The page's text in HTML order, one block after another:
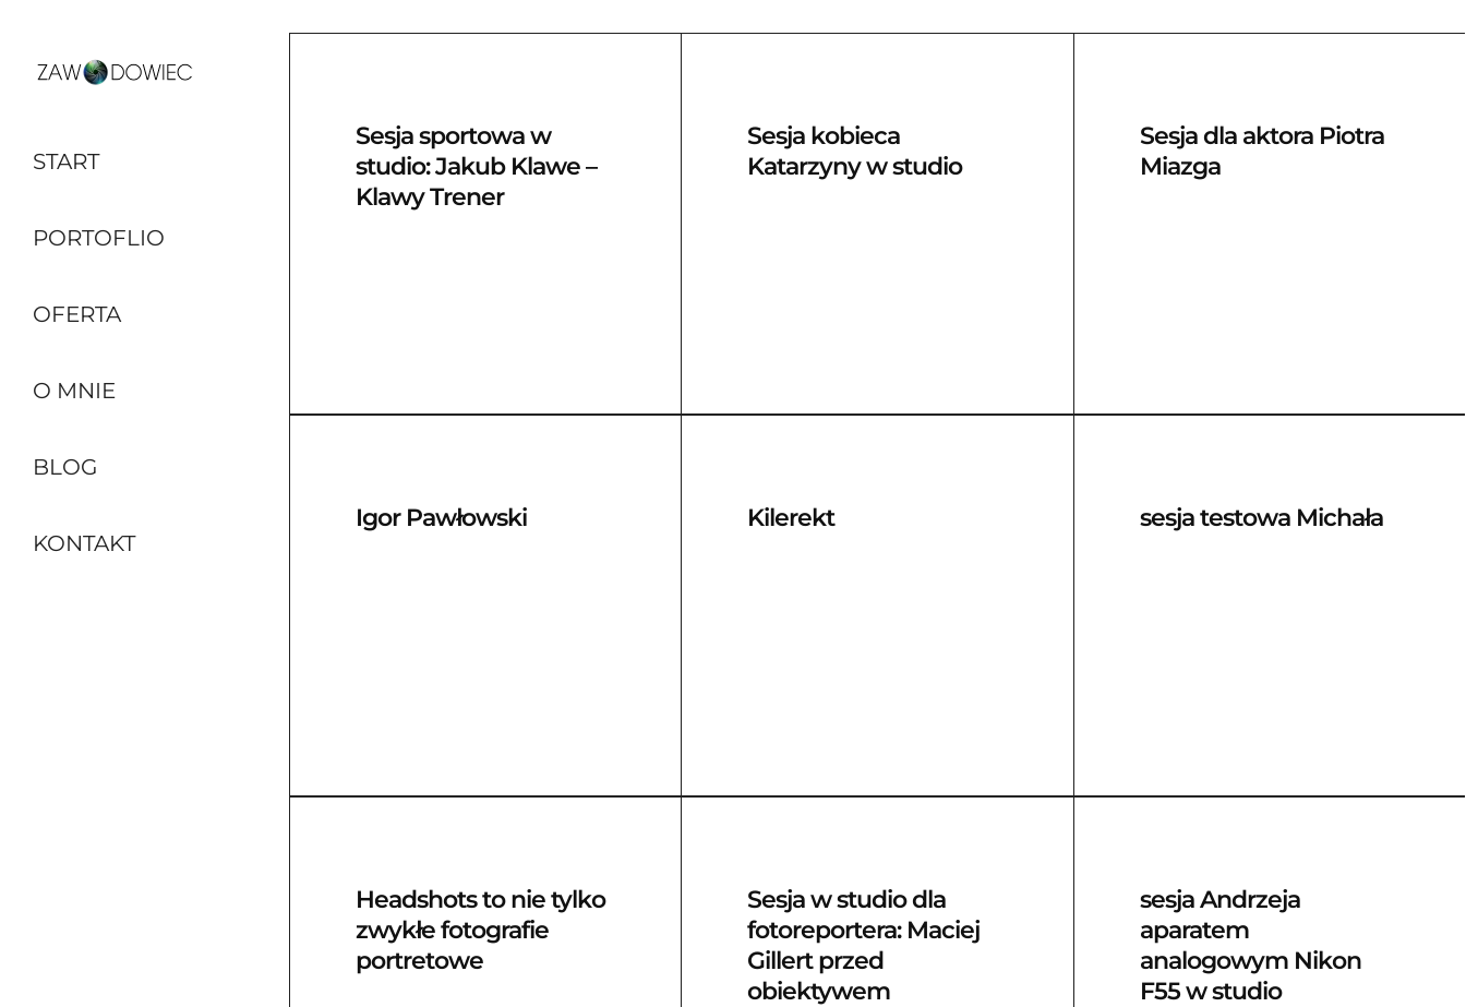
START
PORTOFLIO
OFERTA
O MNIE
BLOG
KONTAKT
Sesja sportowa w
studio: Jakub Klawe –
Klawy Trener
Sesja kobieca
Katarzyny w studio
Sesja dla aktora Piotra
Miazga
Igor Pawłowski Kilerekt sesja testowa Michała
Headshots to nie tylko
zwykłe fotografie
portretowe
Sesja w studio dla
fotoreportera: Maciej
Gillert przed
obiektywem
sesja Andrzeja
aparatem
analogowym Nikon
F55 w studio